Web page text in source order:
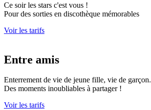
Ce soir les stars c'est vous !
Pour des sorties en discothèque mémorables
Voir les tarifs
Entre amis
Enterrement de vie de jeune fille, vie de garçon.
Des moments inoubliables à partager !
Voir les tarifs